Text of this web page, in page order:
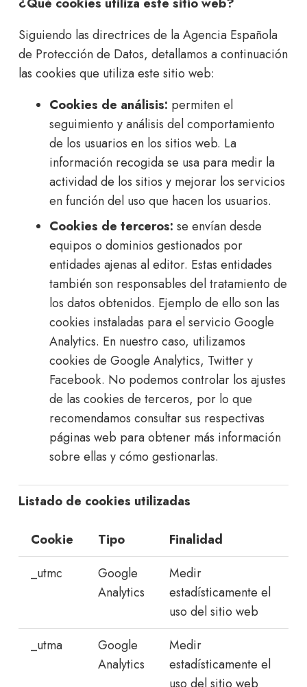
Siguiendo las directrices de la Agencia Española
de Protección de Datos, detallamos a continuación
las cookies que utiliza este sitio web:
Cookies de análisis: permiten el
seguimiento y análisis del comportamiento
de los usuarios en los sitios web. La
información recogida se usa para medir la
actividad de los sitios y mejorar los servicios
en función del uso que hacen los usuarios.
Cookies de terceros: se envían desde
equipos o dominios gestionados por
entidades ajenas al editor. Estas entidades
también son responsables del tratamiento de
los datos obtenidos. Ejemplo de ello son las
cookies instaladas para el servicio Google
Analytics. En nuestro caso, utilizamos
cookies de Google Analytics, Twitter y
Facebook. No podemos controlar los ajustes
de las cookies de terceros, por lo que
recomendamos consultar sus respectivas
páginas web para obtener más información
sobre ellas y cómo gestionarlas.
Listado de cookies utilizadas
Cookie Tipo
Finalidad
_utmc
Google
Analytics
Medir
estadísticamente el
uso del sitio web
_utma
Google
Analytics
Medir
estadísticamente el